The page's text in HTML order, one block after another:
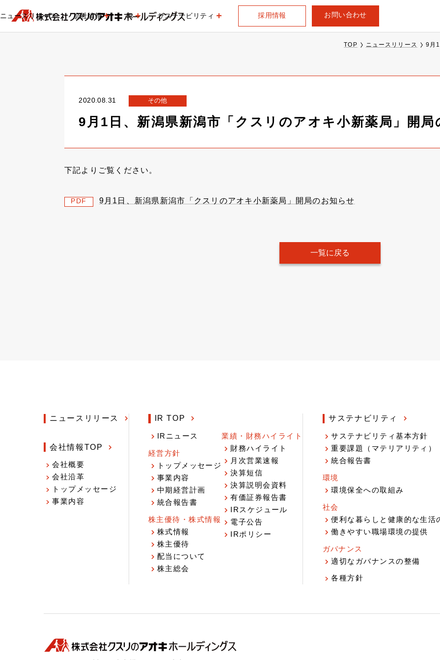
ニュースリリース 会社情報 IR サステナビリティ 採用情報 お問い合わせ
TOP ニュースリリース 9月
2020.08.31 その他
9月1日、新潟県新潟市「クスリのアオキ小新薬局」開
下記よりご覧ください。
PDF 9月1日、新潟県新潟市「クスリのアオキ小新薬局」開局のお知らせ
一覧に戻る
ニュースリリース
会社情報TOP
会社概要
会社沿革
トップメッセージ
事業内容
IR TOP
IRニュース
経営方針
トップメッセージ
事業内容
中期経営計画
統合報告書
株主優待・株式情報
株式情報
株主優待
配当について
株主総会
業績・財務ハイライト
財務ハイライト
月次営業速報
決算短信
決算説明会資料
有価証券報告書
IRスケジュール
電子公告
IRポリシー
サステナビリティ
サステナビリティ基本方針
重要課題（マテリアリティ）
統合報告書
環境
環境保全への取組み
社会
便利な暮らしと健康的な生活
働きやすい職場環境の提供
ガバナンス
適切なガバナンスの整備
各種方針